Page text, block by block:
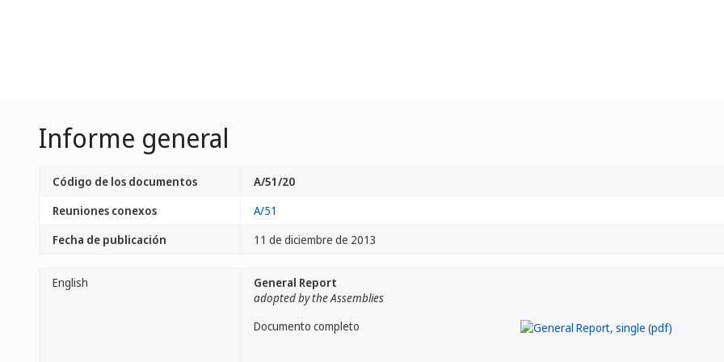
Informe general
Código de los documentos
A/51/20
Reuniones conexos
A/51
Fecha de publicación
11 de diciembre de 2013
English
General Report
adopted by the Assemblies
Documento completo